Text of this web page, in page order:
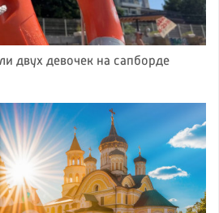
двух девочек на сапборде